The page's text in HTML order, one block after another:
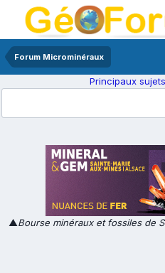
Forum Microminéraux
Principaux
▲Bourse minéraux et fossiles de